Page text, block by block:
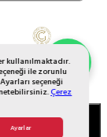
kullanılmaktadır.
ile zorunlu
seçeneği
Çerez
Ayarlar